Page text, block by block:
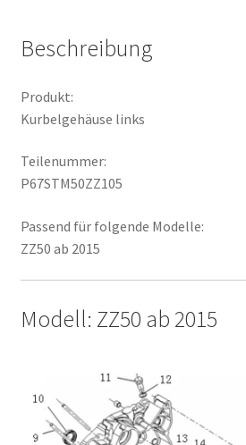
Beschreibung
Produkt:
Kurbelgehäuse links
Teilenummer:
P67STM50ZZ105
Passend für folgende Modelle:
ZZ50 ab 2015
Modell: ZZ50 ab 2015